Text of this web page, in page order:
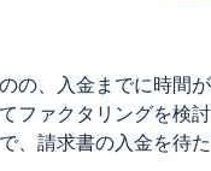
の、入金までに時間
ファクタリングを検
、請求書の入金を待